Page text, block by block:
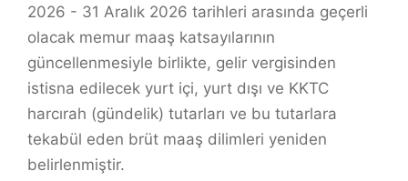
2026 - 31 Aralık 2026 tarihleri arasında geçerli
olacak memur maaş katsayılarının
güncellenmesiyle birlikte, gelir vergisinden
istisna edilecek yurt içi, yurt dışı ve KKTC
harcırah (gündelik) tutarları ve bu tutarlara
tekabül eden brüt maaş dilimleri yeniden
belirlenmiştir.